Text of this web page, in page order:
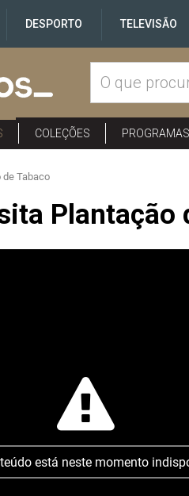
DESPORTO TELEVISÃO
COLEÇÕES PROGRAMAS
de Tabaco
Plantação
está neste momento